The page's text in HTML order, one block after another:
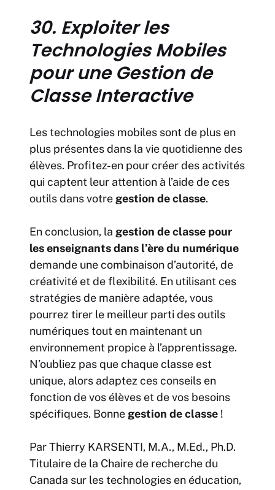
30. Exploiter les
Technologies Mobiles
pour une Gestion de
Classe Interactive
Les technologies mobiles sont de plus en
plus présentes dans la vie quotidienne des
élèves. Profitez-en pour créer des activités
qui captent leur attention à l’aide de ces
outils dans votre gestion de classe.
En conclusion, la gestion de classe pour
les enseignants dans l’ère du numérique
demande une combinaison d’autorité, de
créativité et de flexibilité. En utilisant ces
stratégies de manière adaptée, vous
pourrez tirer le meilleur parti des outils
numériques tout en maintenant un
environnement propice à l’apprentissage.
N’oubliez pas que chaque classe est
unique, alors adaptez ces conseils en
fonction de vos élèves et de vos besoins
spécifiques. Bonne gestion de classe !
Par Thierry KARSENTI, M.A., M.Ed., Ph.D.
Titulaire de la Chaire de recherche du
Canada sur les technologies en éducation,